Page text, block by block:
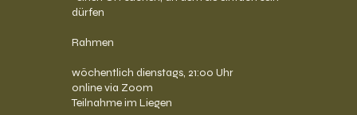
dürfen
Rahmen
wöchentlich dienstags, 21:00 Uhr
online via Zoom